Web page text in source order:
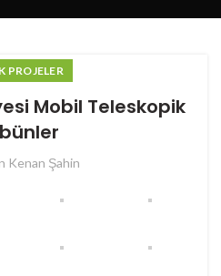
PROJELER
Mobil Teleskopik
Kenan Şahin